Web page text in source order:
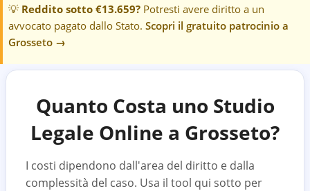
💡 Reddito sotto €13.659? Potresti avere diritto a un
avvocato pagato dallo Stato. Scopri il gratuito patrocinio a
Grosseto →
Quanto Costa uno Studio
Legale Online a Grosseto?
I costi dipendono dall'area del diritto e dalla
complessità del caso. Usa il tool qui sotto per